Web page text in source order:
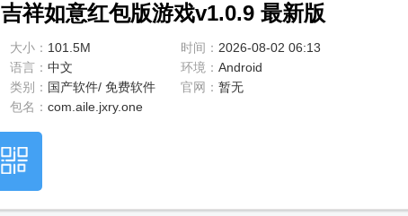
吉祥如意红包版游戏v1.0.9 最新版
大小： 101.5M 时间： 2026-08-02 06:13
语言： 中文 环境： Android
类别： 国产软件/ 免费软件 官网： 暂无
包名： com.aile.jxry.one